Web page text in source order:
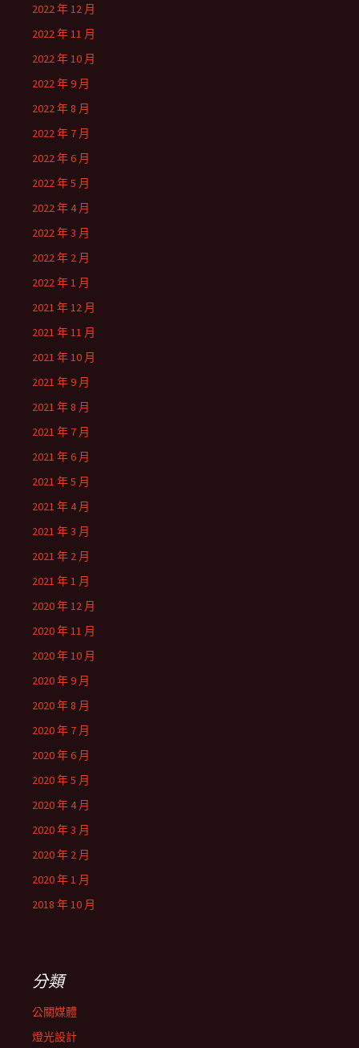
2022 年 12 月
2022 年 11 月
2022 年 10 月
2022 年 9 月
2022 年 8 月
2022 年 7 月
2022 年 6 月
2022 年 5 月
2022 年 4 月
2022 年 3 月
2022 年 2 月
2022 年 1 月
2021 年 12 月
2021 年 11 月
2021 年 10 月
2021 年 9 月
2021 年 8 月
2021 年 7 月
2021 年 6 月
2021 年 5 月
2021 年 4 月
2021 年 3 月
2021 年 2 月
2021 年 1 月
2020 年 12 月
2020 年 11 月
2020 年 10 月
2020 年 9 月
2020 年 8 月
2020 年 7 月
2020 年 6 月
2020 年 5 月
2020 年 4 月
2020 年 3 月
2020 年 2 月
2020 年 1 月
2018 年 10 月
分類
公關媒體
燈光設計